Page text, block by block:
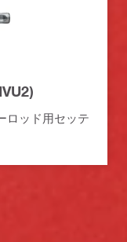
ロッド用セッテ